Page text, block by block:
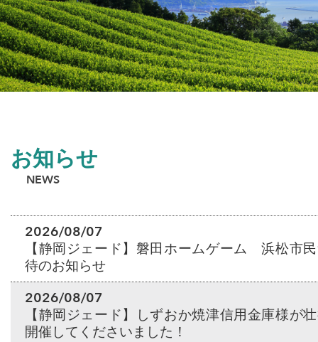
お知らせ
NEWS
2026/08/07
【静岡ジェード】磐田ホームゲーム 浜松市
待のお知らせ
2026/08/07
【静岡ジェード】しずおか焼津信用金庫様が
開催してくださいました！